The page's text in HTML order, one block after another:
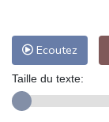
Ecoutez
Taille du texte: